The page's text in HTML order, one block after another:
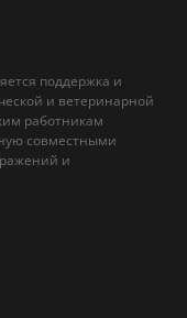
поддержка и
и ветеринарной
работникам
совместными
и